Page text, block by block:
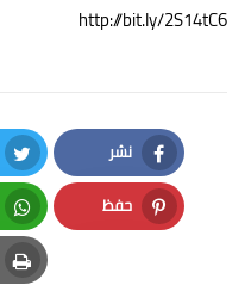
http://bit.ly/2S14tC6
نشر
Facebook
حفظ
Pinterest